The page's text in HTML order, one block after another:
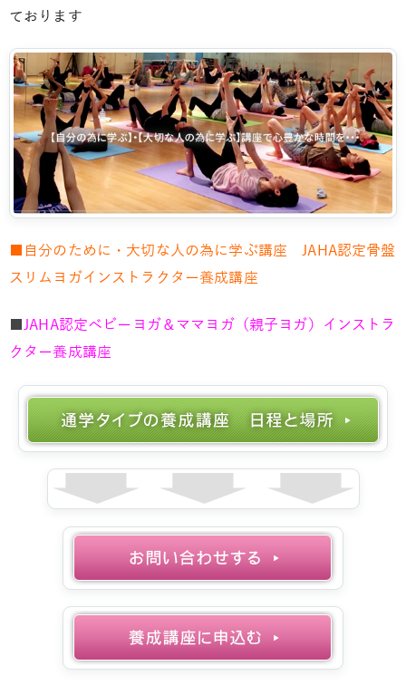
ております
■自分のために・大切な人の為に学ぶ講座 JAHA認定骨盤
スリムヨガインストラクター養成講座
JAHA認定ベビーヨガ＆ママヨガ（親子ヨガ）インストラ
クター養成講座